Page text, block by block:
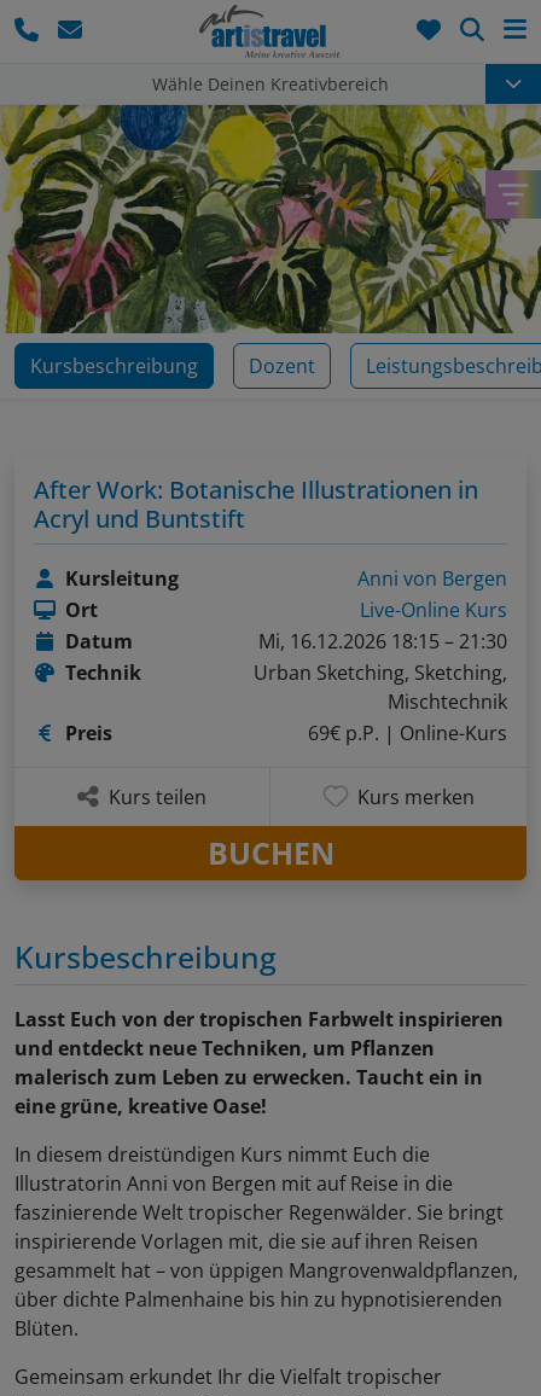
Wähle Deinen Kreativbereich
Kursbeschreibung Dozent
Kursbeschreibung
Lasst Euch von der tropischen Farbwelt inspirieren
und entdeckt neue Techniken, um Pflanzen
malerisch zum Leben zu erwecken. Taucht ein in
eine grüne, kreative Oase!
In diesem dreistündigen Kurs nimmt Euch die
Illustratorin Anni von Bergen mit auf Reise in die
faszinierende Welt tropischer Regenwälder. Sie bringt
inspirierende Vorlagen mit, die sie auf ihren Reisen
gesammelt hat – von üppigen Mangrovenwaldpflanzen,
über dichte Palmenhaine bis hin zu hypnotisierenden
Blüten.
Gemeinsam erkundet Ihr die Vielfalt tropischer
After Work: Botanische Illustrationen in
Acryl und Buntstift
Kursleitung
Anni von Bergen
Ort
Live-Online Kurs
Datum
Mi, 16.12.2026 18:15 – 21:30
Technik
Urban Sketching, Sketching,
Mischtechnik
Preis
69€ p.P. | Online-Kurs
Kurs teilen Kurs merken
BUCHEN